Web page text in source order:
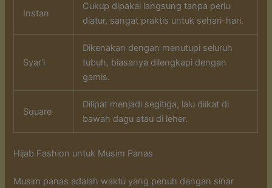
Instan
Cukup dipakai langsung tanpa perlu
diatur, sangat praktis untuk sehari-hari.
Syar’i
Dikenakan dengan menutupi seluruh
tubuh, biasanya dilengkapi dengan
gamis.
Square
Dilipat menjadi segitiga, lalu diikat di
bawah dagu atau di leher.
Hijab Fashion untuk Musim Panas
Musim panas adalah waktu yang penuh dengan sinar